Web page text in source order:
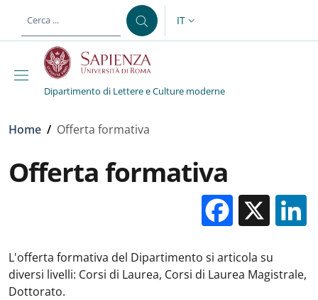
al contenuto principale
SELETTORE LINGUA:
IT
Dipartimento di Lettere e Culture moderne
Briciole di pane
Home / Offerta formativa
Offerta formativa
X
L'offerta formativa del Dipartimento si articola su
diversi livelli: Corsi di Laurea, Corsi di Laurea Magistrale,
Dottorato.